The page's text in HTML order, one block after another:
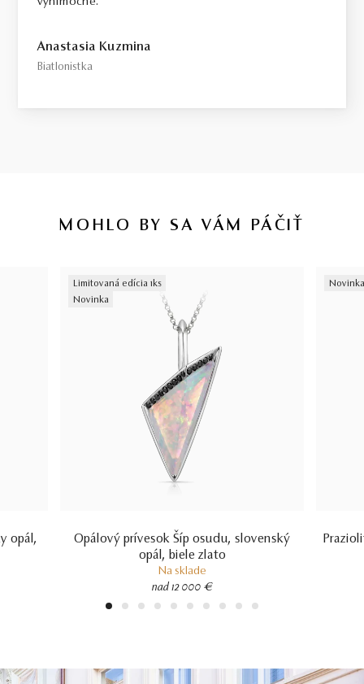
Anastasia Kuzmina
Biatlonistka
MOHLO BY SA VÁM PÁČIŤ
opál,
Limitovaná edícia 1ks
Novinka
Opálový prívesok Šíp osudu, slovenský
opál, biele zlato
Na sklade
nad 12 000 €
Novinka
1 2 3 4 5 6 7 8 9 10